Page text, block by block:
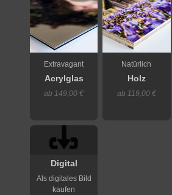
Extravagant
Acrylglas
ab 149,00 €
Natürlich
Holz
ab 119,00 €
Digital
Als digitales Bild
kaufen